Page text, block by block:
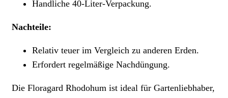
Handliche 40-Liter-Verpackung.
Nachteile:
Relativ teuer im Vergleich zu anderen Erden.
Erfordert regelmäßige Nachdüngung.
Die Floragard Rhodohum ist ideal für Gartenliebhaber,